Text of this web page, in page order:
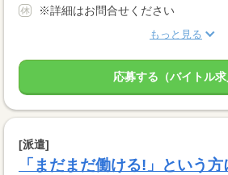
※詳細はお問合せください
もっと見る
応募する（バイトル求
[派遣]
「まだまだ働ける!」という